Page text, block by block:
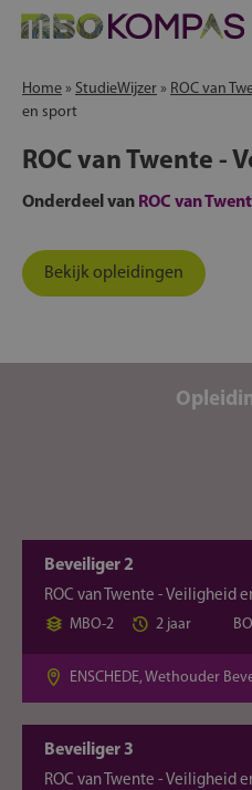
Home » StudieWijzer » ROC van
en sport
ROC van Twente -
Onderdeel van ROC van
Bekijk opleidingen
Beveiliger 2
ROC van Twente - Veiligheid
MBO-2
2 jaar
ENSCHEDE, Wethouder
Beveiliger 3
ROC van Twente - Veiligheid